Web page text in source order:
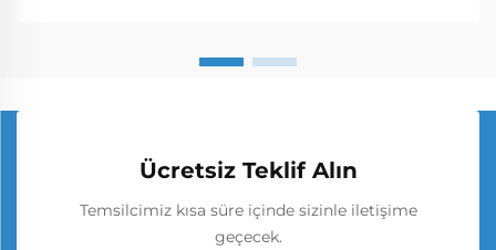
Ücretsiz Teklif Alın
Temsilcimiz kısa süre içinde sizinle iletişime
geçecek.